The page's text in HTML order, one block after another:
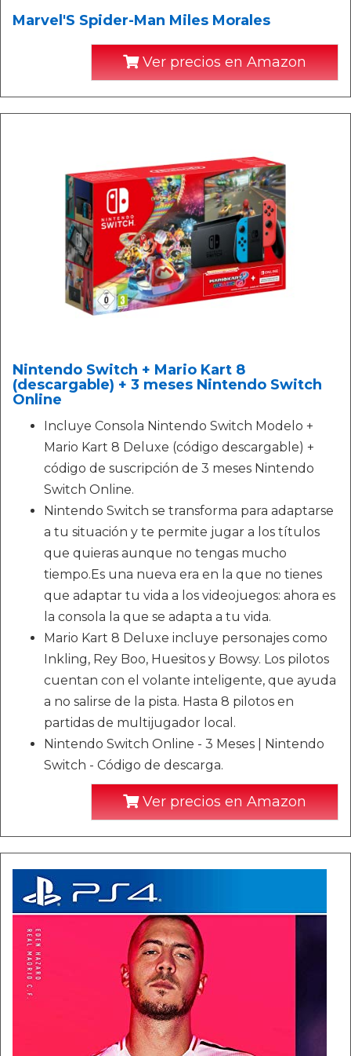
Marvel'S Spider-Man Miles Morales
Ver precios en Amazon
Nintendo Switch + Mario Kart 8
(descargable) + 3 meses Nintendo Switch
Online
Incluye Consola Nintendo Switch Modelo +
Mario Kart 8 Deluxe (código descargable) +
código de suscripción de 3 meses Nintendo
Switch Online.
Nintendo Switch se transforma para adaptarse
a tu situación y te permite jugar a los títulos
que quieras aunque no tengas mucho
tiempo.Es una nueva era en la que no tienes
que adaptar tu vida a los videojuegos: ahora es
la consola la que se adapta a tu vida.
Mario Kart 8 Deluxe incluye personajes como
Inkling, Rey Boo, Huesitos y Bowsy. Los pilotos
cuentan con el volante inteligente, que ayuda
a no salirse de la pista. Hasta 8 pilotos en
partidas de multijugador local.
Nintendo Switch Online - 3 Meses | Nintendo
Switch - Código de descarga.
Ver precios en Amazon